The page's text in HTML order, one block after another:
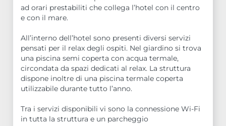
ad orari prestabiliti che collega l’hotel con il centro
e con il mare.
All’interno dell’hotel sono presenti diversi servizi
pensati per il relax degli ospiti. Nel giardino si trova
una piscina semi coperta con acqua termale,
circondata da spazi dedicati al relax. La struttura
dispone inoltre di una piscina termale coperta
utilizzabile durante tutto l’anno.
Tra i servizi disponibili vi sono la connessione Wi-Fi
in tutta la struttura e un parcheggio